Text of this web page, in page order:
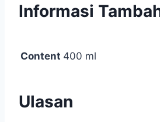
Informasi
Content 400 ml
Ulasan